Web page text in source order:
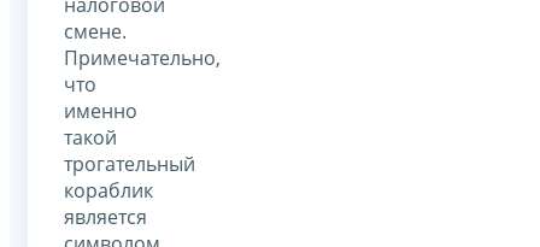
смене.
Примечательно,
что
именно
такой
трогательный
кораблик
является